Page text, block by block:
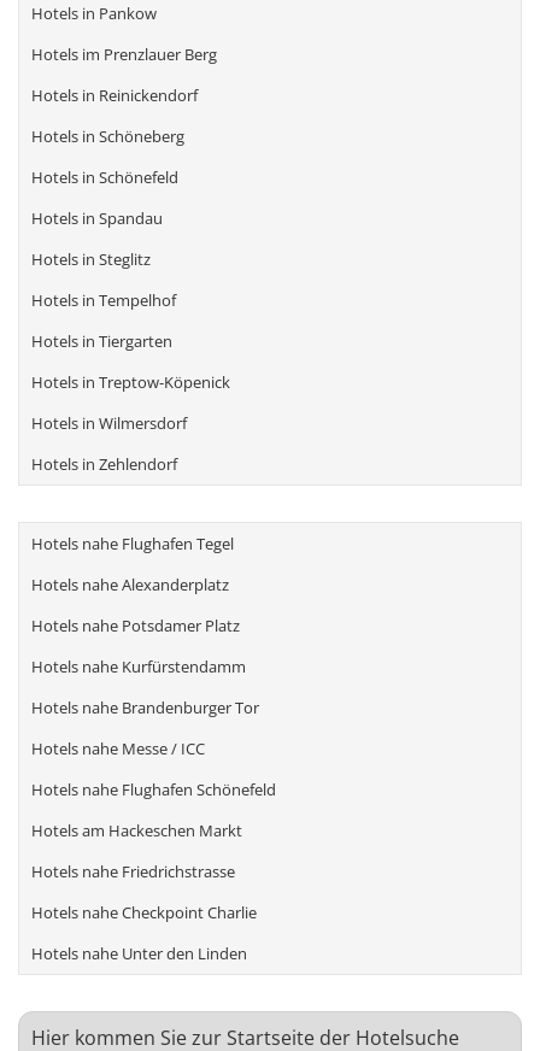
Hotels in Pankow
Hotels im Prenzlauer Berg
Hotels in Reinickendorf
Hotels in Schöneberg
Hotels in Schönefeld
Hotels in Spandau
Hotels in Steglitz
Hotels in Tempelhof
Hotels in Tiergarten
Hotels in Treptow-Köpenick
Hotels in Wilmersdorf
Hotels in Zehlendorf
Hotels nahe Flughafen Tegel
Hotels nahe Alexanderplatz
Hotels nahe Potsdamer Platz
Hotels nahe Kurfürstendamm
Hotels nahe Brandenburger Tor
Hotels nahe Messe / ICC
Hotels nahe Flughafen Schönefeld
Hotels am Hackeschen Markt
Hotels nahe Friedrichstrasse
Hotels nahe Checkpoint Charlie
Hotels nahe Unter den Linden
Hier kommen Sie zur Startseite der Hotelsuche